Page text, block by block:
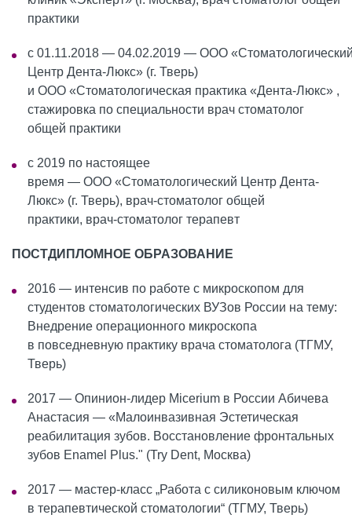
практики
с 01.11.2018 — 04.02.2019 — ООО
Центр Дента-Люкс» (г. Тверь)
и ООО «Стоматологическая практика «Дента-Люкс» ,
стажировка по специальности врач стоматолог
общей практики
с 2019 по настоящее
время — ООО «Стоматологический Центр Дента-
Люкс» (г. Тверь), врач-стоматолог общей
практики, врач-стоматолог терапевт
ПОСТДИПЛОМНОЕ ОБРАЗОВАНИЕ
2016 — интенсив по работе с микроскопом для
студентов стоматологических ВУЗов России на тему:
Внедрение операционного микроскопа
в повседневную практику врача стоматолога (ТГМУ,
Тверь)
2017 — Опинион-лидер Micerium в России Абичева
Анастасия — «Малоинвазивная Эстетическая
реабилитация зубов. Восстановление фронтальных
зубов Enamel Plus." (Try Dent, Москва)
2017 — мастер-класс „Работа с силиконовым ключом
в терапевтической стоматологии“ (ТГМУ, Тверь)